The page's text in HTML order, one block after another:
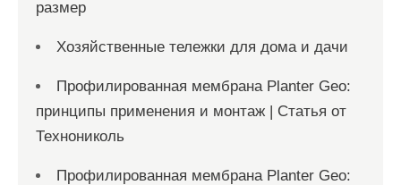
размер
Хозяйственные тележки для дома и дачи
Профилированная мембрана Planter Geo:
принципы применения и монтаж | Статья от
Технониколь
Профилированная мембрана Planter Geo: